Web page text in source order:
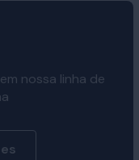
nossa linha de